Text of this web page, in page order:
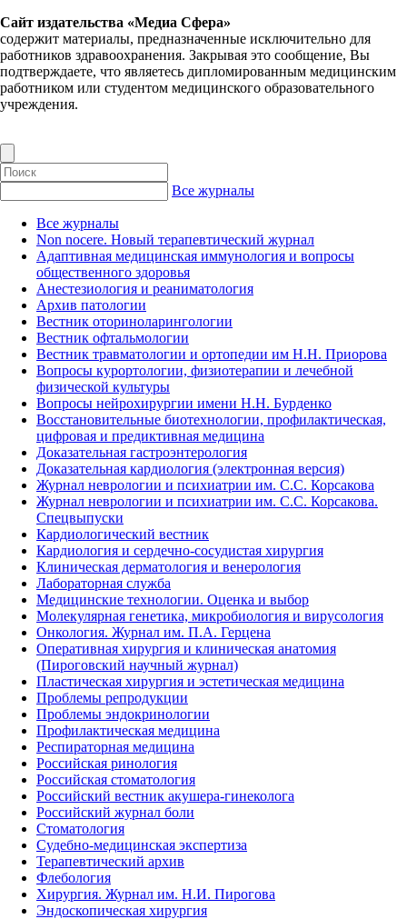
Сайт издательства «Медиа Сфера»
содержит материалы, предназначенные исключительно для
работников здравоохранения. Закрывая это сообщение, Вы
подтверждаете, что являетесь дипломированным медицинским
работником или студентом медицинского образовательного
учреждения.
Все журналы
Все журналы
Non nocere. Новый терапевтический журнал
Адаптивная медицинская иммунология и вопросы
общественного здоровья
Анестезиология и реаниматология
Архив патологии
Вестник оториноларингологии
Вестник офтальмологии
Вестник травматологии и ортопедии им Н.Н. Приорова
Вопросы курортологии, физиотерапии и лечебной
физической культуры
Вопросы нейрохирургии имени Н.Н. Бурденко
Восстановительные биотехнологии, профилактическая,
цифровая и предиктивная медицина
Доказательная гастроэнтерология
Доказательная кардиология (электронная версия)
Журнал неврологии и психиатрии им. С.С. Корсакова
Журнал неврологии и психиатрии им. С.С. Корсакова.
Спецвыпуски
Кардиологический вестник
Кардиология и сердечно-сосудистая хирургия
Клиническая дерматология и венерология
Лабораторная служба
Медицинские технологии. Оценка и выбор
Молекулярная генетика, микробиология и вирусология
Онкология. Журнал им. П.А. Герцена
Оперативная хирургия и клиническая анатомия
(Пироговский научный журнал)
Пластическая хирургия и эстетическая медицина
Проблемы репродукции
Проблемы эндокринологии
Профилактическая медицина
Респираторная медицина
Российская ринология
Российская стоматология
Российский вестник акушера-гинеколога
Российский журнал боли
Стоматология
Судебно-медицинская экспертиза
Терапевтический архив
Флебология
Хирургия. Журнал им. Н.И. Пирогова
Эндоскопическая хирургия